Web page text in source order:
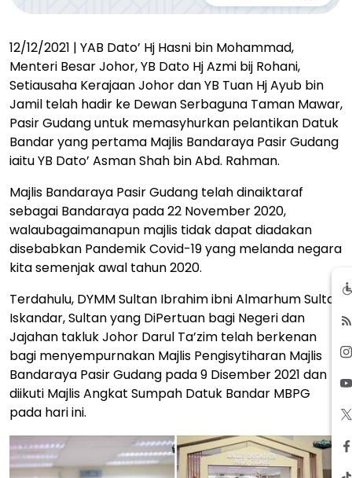
12/12/2021 | YAB Dato’ Hj Hasni bin Mohammad,
Menteri Besar Johor, YB Dato Hj Azmi bij Rohani,
Setiausaha Kerajaan Johor dan YB Tuan Hj Ayub bin
Jamil telah hadir ke Dewan Serbaguna Taman Mawar,
Pasir Gudang untuk memasyhurkan pelantikan Datuk
Bandar yang pertama Majlis Bandaraya Pasir Gudang
iaitu YB Dato’ Asman Shah bin Abd. Rahman.
Majlis Bandaraya Pasir Gudang telah dinaiktaraf
sebagai Bandaraya pada 22 November 2020,
walaubagaimanapun majlis tidak dapat diadakan
disebabkan Pandemik Covid-19 yang melanda negara
kita semenjak awal tahun 2020.
Terdahulu, DYMM Sultan Ibrahim ibni Almarhum Sultan
Iskandar, Sultan yang DiPertuan bagi Negeri dan
Jajahan takluk Johor Darul Ta’zim telah berkenan
bagi menyempurnakan Majlis Pengisytiharan Majlis
Bandaraya Pasir Gudang pada 9 Disember 2021 dan
diikuti Majlis Angkat Sumpah Datuk Bandar MBPG
pada hari ini.